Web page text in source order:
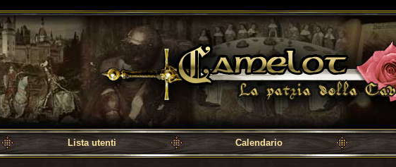
Camelot, la patria della cavalleria
Lista utenti Calendario